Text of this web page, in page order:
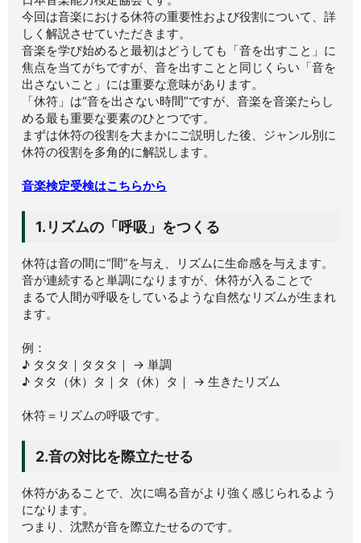
今回は音楽における休符の重要性および役割について、詳
しく解説させていただきます。
音楽を学び始めると最初はどうしても「音を出すこと」に
焦点を当てがちですが、音を出すことと同じくらい「音を
出さないこと」には重要な意味があります。
「休符」は“音を出さない時間”ですが、音楽を音楽たらし
める最も重要な要素のひとつです。
まずは休符の役割を大まかにご説明した後、ジャンル別に
休符の役割を多角的に解説します。
音楽検定受検はこちらから
1.リズムの「呼吸」をつくる
休符は音の間に“間”を与え、リズムに生命感を与えます。
音が連続すると単調になりますが、休符が入ることで
まるで人間が呼吸をしているような自然なリズムが生まれ
ます。
例：
♪ タタタ｜タタタ｜ → 単調
♪ タタ（休）タ｜タ（休）タ｜ → 生きたリズム
休符＝リズムの呼吸です。
2.音の対比を際立たせる
休符があることで、次に鳴る音がより強く感じられるよう
になります。
つまり、沈黙が音を際立たせるのです。